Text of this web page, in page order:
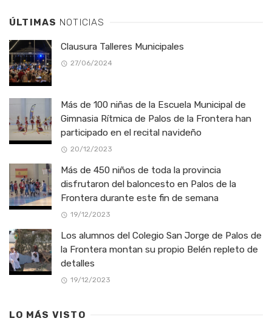
ÚLTIMAS NOTICIAS
Clausura Talleres Municipales
27/06/2024
Más de 100 niñas de la Escuela Municipal de
Gimnasia Rítmica de Palos de la Frontera han
participado en el recital navideño
20/12/2023
Más de 450 niños de toda la provincia
disfrutaron del baloncesto en Palos de la
Frontera durante este fin de semana
19/12/2023
Los alumnos del Colegio San Jorge de Palos de
la Frontera montan su propio Belén repleto de
detalles
19/12/2023
LO MÁS VISTO